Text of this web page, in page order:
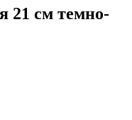
21 см темно-